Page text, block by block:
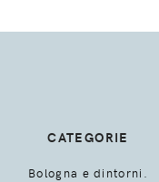
CATEGORIE
Bologna e dintorni.